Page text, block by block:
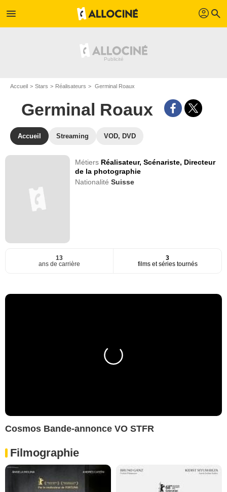
menu profil search
Accueil Stars Réalisateurs Germinal Roaux
Germinal Roaux
Accueil Streaming VOD, DVD
Métiers Réalisateur,Scénariste, Directeur
de la photographie
NationalitéSuisse
13
ans de carrière
3
films et séries tournés
Cosmos Bande-annonce VO STFR
Filmographie